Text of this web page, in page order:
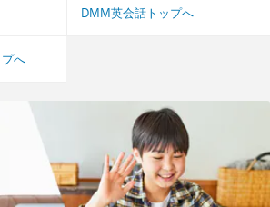
DMM英会話トップへ
へ